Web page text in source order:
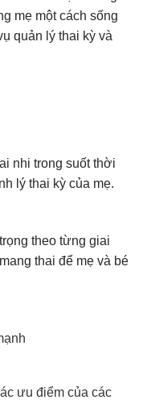
mẹ một cách sống
quản lý thai kỳ và
nhi trong suốt thời
lý thai kỳ của mẹ.
theo từng giai
thai để mẹ và bé
ưu điểm của các